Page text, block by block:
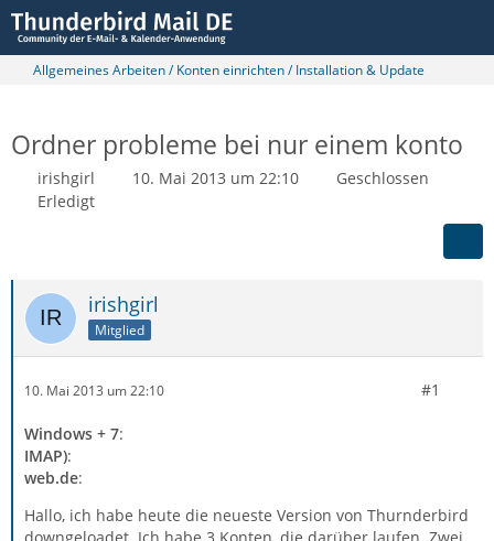
Allgemeines Arbeiten / Konten einrichten / Installation & Update
Ordner probleme bei nur einem konto
irishgirl 10. Mai 2013 um 22:10
Geschlossen
Erledigt
irishgirl
Mitglied
10. Mai 2013 um 22:10 #1
Windows + 7:
IMAP):
web.de:
Hallo, ich habe heute die neueste Version von Thurnderbird